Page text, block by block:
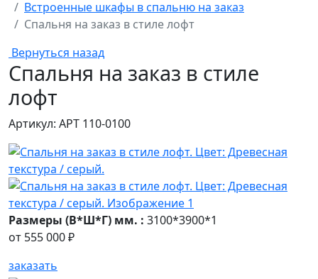
Встроенные шкафы в спальню на заказ
Спальня на заказ в стиле лофт
Вернуться назад
Спальня на заказ в стиле
лофт
Артикул: АРТ 110-0100
Размеры (В*Ш*Г) мм. : 3100*3900*1
от 555 000 ₽
заказать